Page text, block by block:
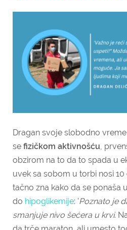
Dragan svoje slobodno
se fizičkom aktivnošću,
obzirom na to da to spada u
uvek sa sobom u torbi nosi
tačno zna kako da se ponaša
do hipoglikemije: 'Poznato je
smanjuje nivo šećera u krvi.